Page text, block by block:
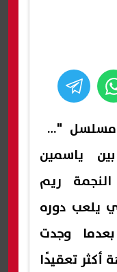
الـ24 من مسلسل "فن
ياسمين
ريم
يلعب دوره
وجدت
تعقيدًا